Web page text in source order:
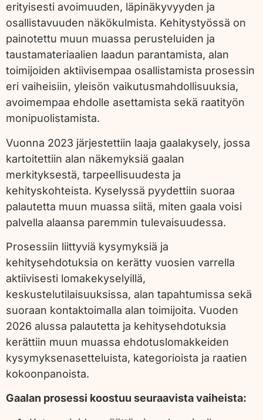
erityisesti avoimuuden, läpinäkyvyyden ja
osallistavuuden näkökulmista. Kehitystyössä on
painotettu muun muassa perusteluiden ja
taustamateriaalien laadun parantamista, alan
toimijoiden aktiivisempaa osallistamista prosessin
eri vaiheisiin, yleisön vaikutusmahdollisuuksia,
avoimempaa ehdolle asettamista sekä raatityön
monipuolistamista.
Vuonna 2023 järjestettiin laaja gaalakysely, jossa
kartoitettiin alan näkemyksiä gaalan
merkityksestä, tarpeellisuudesta ja
kehityskohteista. Kyselyssä pyydettiin suoraa
palautetta muun muassa siitä, miten gaala voisi
palvella alaansa paremmin tulevaisuudessa.
Prosessiin liittyviä kysymyksiä ja
kehitysehdotuksia on kerätty vuosien varrella
aktiivisesti lomakekyselyillä,
keskustelutilaisuuksissa, alan tapahtumissa sekä
suoraan kontaktoimalla alan toimijoita. Vuoden
2026 alussa palautetta ja kehitysehdotuksia
kerättiin muun muassa ehdotuslomakkeiden
kysymyksenasetteluista, kategorioista ja raatien
kokoonpanoista.
Gaalan prosessi koostuu seuraavista vaiheista: